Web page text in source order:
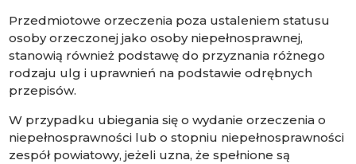
Przedmiotowe orzeczenia poza ustaleniem statusu
osoby orzeczonej jako osoby niepełnosprawnej,
stanowią również podstawę do przyznania różnego
rodzaju ulg i uprawnień na podstawie odrębnych
przepisów.
W przypadku ubiegania się o wydanie orzeczenia o
niepełnosprawności lub o stopniu niepełnosprawności
zespół powiatowy, jeżeli uzna, że spełnione są